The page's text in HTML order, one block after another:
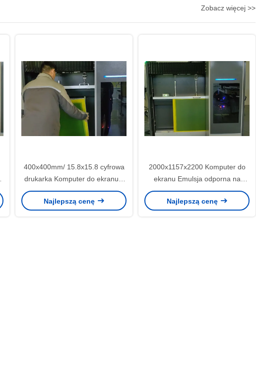
Zobacz więcej >>
400x400mm/ 15.8x15.8 cyfrowa
drukarka Komputer do ekranu z
rozdzielczością 1270dpi/2540dpi
Najlepszą cenę
2000x1157x2200 Komputer do
ekranu Emulsja odporna na
rozpuszczalniki 3μM-150μM do
powlekania
Najlepszą cenę